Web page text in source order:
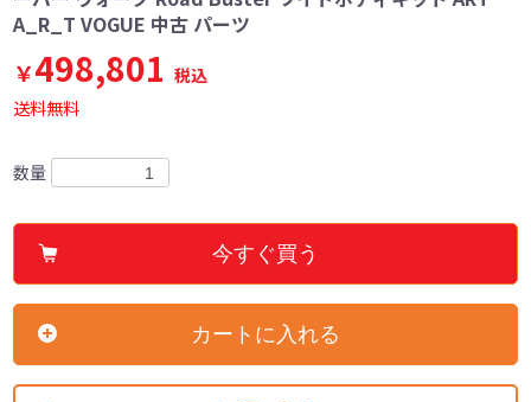
A_R_T VOGUE 中古 パーツ
￥498,801 税込
送料無料
数量
今すぐ買う
カートに入れる